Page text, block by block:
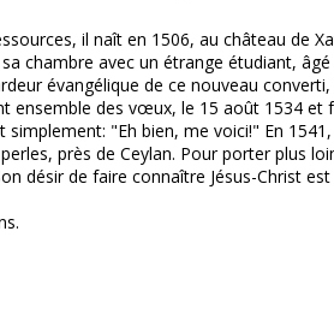
il naît en 1506, au château de
chambre avec un étrange étudiant,
évangélique de ce nouveau
des vœux, le 15 août 1534 et
"Eh bien, me voici!" En
près de Ceylan. Pour porter plus
désir de faire connaître Jésus-Christ